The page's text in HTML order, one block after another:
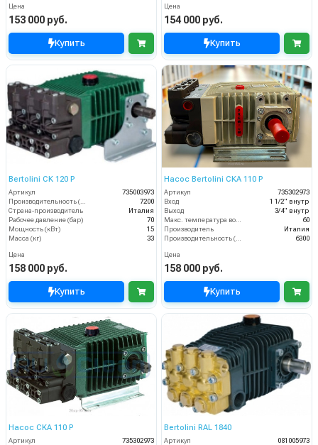
Цена
153 000 руб.
Купить
Цена
154 000 руб.
Купить
Bertolini CK 120 P
Артикул
735003973
7200
Страна-производитель
Италия
Рабочее давление (бар)
70
Мощность (кВт)
15
Масса (кг)
33
Цена
158 000 руб.
Купить
Насос Bertolini CKA 110 P
Артикул
735302973
Вход
1 1/2" внутр
Выход
3/4" внутр
60
Производитель
Италия
6300
Цена
158 000 руб.
Купить
Насос CKA 110 P
Артикул
735302973
Bertolini RAL 1840
Артикул
081005973